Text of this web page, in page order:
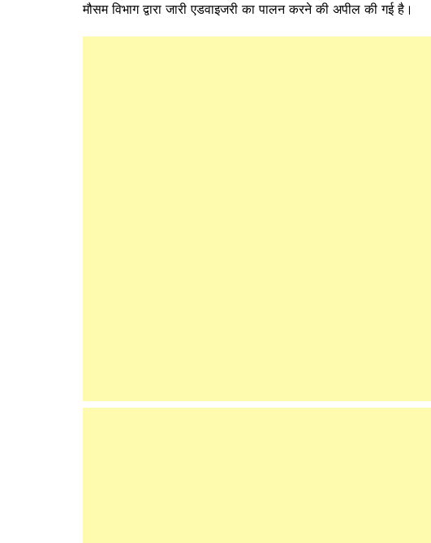
मौसम विभाग द्वारा जारी एडवाइजरी का पालन करने की अपील की गई है।